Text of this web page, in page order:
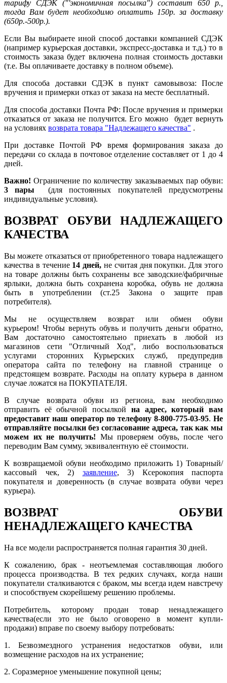
тарифу СДЭК ("'экономичная посылка") составит 650 р.,
тогда Вам будет необходимо оплатить 150р. за доставку
(650р.-500р.).
Если Вы выбираете иной способ доставки компанией СДЭК
(например курьерская доставки, экспресс-доставка и т.д.) то в
стоимость заказа будет включена полная стоимость доставки
(т.е. Вы оплачиваете доставку в полном объеме).
Для способа доставки СДЭК в пункт самовывоза: После
вручения и примерки отказ от заказа на месте бесплатный.
Для способа доставки Почта РФ: После вручения и примерки
отказаться от заказа не получится. Его можно будет вернуть
на условиях возврата товара "Надлежащего качества" .
При доставке Почтой РФ время формирования заказа до
передачи со склада в почтовое отделение составляет от 1 до 4
дней.
Важно! Ограничение по количеству заказываемых пар обуви:
3 пары
(для постоянных покупателей предусмотрены
индивидуальные условия).
ВОЗВРАТ ОБУВИ НАДЛЕЖАЩЕГО
КАЧЕСТВА
Вы можете отказаться от приобретенного товара надлежащего
качества в течение 14 дней, не считая дня покупки. Для этого
на товаре должны быть сохранены все заводские/фабричные
ярлыки, должна быть сохранена коробка, обувь не должна
быть в употреблении (ст.25 Закона о защите прав
потребителя).
Мы не осуществляем возврат или обмен обуви
курьером! Чтобы вернуть обувь и получить деньги обратно,
Вам достаточно самостоятельно приехать в любой из
магазинов сети "Отличный Ход", либо воспользоваться
услугами сторонних Курьерских служб, предупредив
оператора сайта по телефону на главной странице о
предстоящем возврате. Расходы на оплату курьера в данном
случае ложатся на ПОКУПАТЕЛЯ.
В случае возврата обуви из региона, вам необходимо
отправить её обычной посылкой на адрес, который вам
предоставит наш оператор по телефону 8-800-775-03-95. Не
отправляйте посылки без согласование адреса, так как мы
можем их не получить! Мы проверяем обувь, после чего
переводим Вам сумму, эквивалентную её стоимости.
К возвращаемой обуви необходимо приложить 1) Товарный/
кассовый чек, 2) заявление, 3) Ксерокопия паспорта
покупателя и доверенность (в случае возврата обуви через
курьера).
ВОЗВРАТ ОБУВИ
НЕНАДЛЕЖАЩЕГО КАЧЕСТВА
На все модели распространяется полная гарантия 30 дней.
К сожалению, брак - неотъемлемая составляющая любого
процесса производства. В тех редких случаях, когда наши
покупатели сталкиваются с браком, мы всегда идем навстречу
и способствуем скорейшему решению проблемы.
Потребитель, которому продан товар ненадлежащего
качества(если это не было оговорено в момент купли-
продажи) вправе по своему выбору потребовать:
1. Безвозмездного устранения недостатков обуви, или
возмещение расходов на их устранение;
2. Соразмерное уменьшение покупной цены;